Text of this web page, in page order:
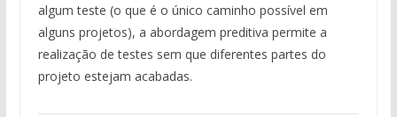
algum teste (o que é o único caminho possível em
alguns projetos), a abordagem preditiva permite a
realização de testes sem que diferentes partes do
projeto estejam acabadas.